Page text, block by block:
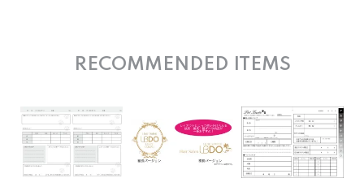
RECOMMENDED ITEMS